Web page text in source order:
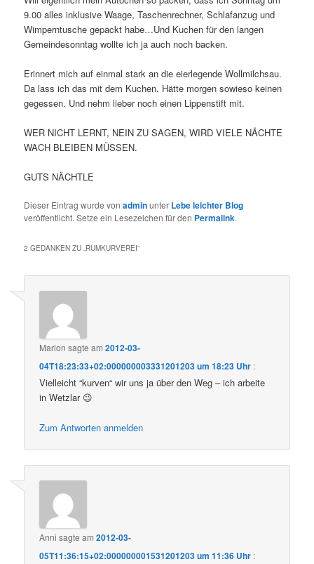
9.00 alles inklusive Waage, Taschenrechner, Schlafanzug und
Wimperntusche gepackt habe…Und Kuchen für den langen
Gemeindesonntag wollte ich ja auch noch backen.
Erinnert mich auf einmal stark an die eierlegende Wollmilchsau.
Da lass ich das mit dem Kuchen. Hätte morgen sowieso keinen
gegessen. Und nehm lieber noch einen Lippenstift mit.
WER NICHT LERNT, NEIN ZU SAGEN, WIRD VIELE NÄCHTE
WACH BLEIBEN MÜSSEN.
GUTS NÄCHTLE
Dieser Eintrag wurde vonadminunter Lebe leichter Blog
veröffentlicht. Setze ein Lesezeichen für den Permalink.
2 GEDANKEN ZU „RUMKURVEREI“
Marion sagte am2012-03-
04T18:23:33+02:000000003331201203 um 18:23 Uhr :
Vielleicht “kurven“ wir uns ja über den Weg – ich arbeite
in Wetzlar 😉
Zum Antworten anmelden
Anni sagte am2012-03-
05T11:36:15+02:000000001531201203 um 11:36 Uhr :